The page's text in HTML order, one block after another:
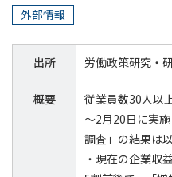
外部情報
出所 労働政策研究・
概要
従業員数30人以
～2月20日に実
調査」の結果は
・現在の企業収